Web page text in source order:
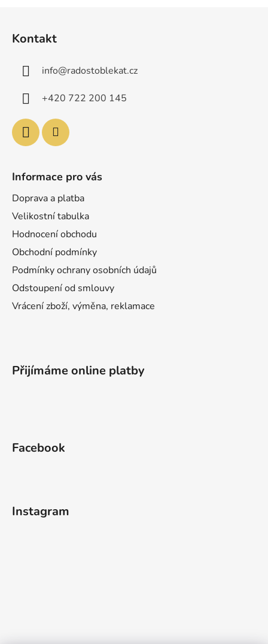
Kontakt
info@radostoblekat.cz
+420 722 200 145
Informace pro vás
Doprava a platba
Velikostní tabulka
Hodnocení obchodu
Obchodní podmínky
Podmínky ochrany osobních údajů
Odstoupení od smlouvy
Vrácení zboží, výměna, reklamace
Přijímáme online platby
Facebook
Instagram